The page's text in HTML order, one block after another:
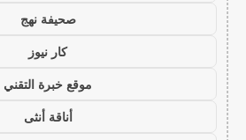
صحيفة نهج
كار نيوز
موقع خبرة التقني
أناقة أنثى